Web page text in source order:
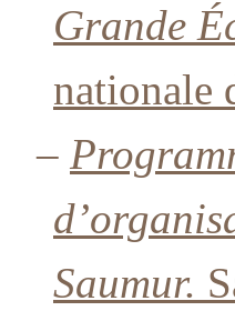
Grande
nationale
–
Saumur.